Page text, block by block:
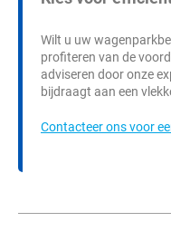
Wilt u uw
profiteren van de
adviseren door onze
bijdraagt aan een
Contacteer ons voor